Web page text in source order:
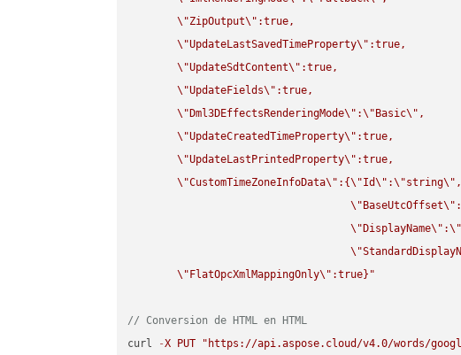
\"ZipOutput\" :true,
\"UpdateLastSavedTimeProperty\" :true,
\"UpdateSdtContent\" :true,
\"UpdateFields\" :true,
\" Dml3DEffectsRenderingMode\" :\" Basic\" ,
\"UpdateCreatedTimeProperty\" :true,
\"UpdateLastPrintedProperty\" :true,
\"CustomTimeZoneInfoData\" :{\"Id\" :\"string\" ,
\" BaseUtcOffset\"
\" DisplayName\" :\"
\"
\" FlatOpcXmlMappingOnly\" :true}"
// Conversion de HTML en HTML
curl
-X PUT
"https://api.aspose.cloud/v4.0/words/